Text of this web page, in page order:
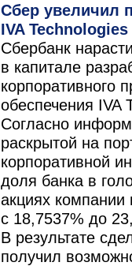
Сбер увеличил
IVA
Сбербанк
в капитале
корпоративного
обеспечения IVA
Согласно
раскрытой на
корпоративной
доля банка в
акциях компании
с 18,7537% до
В результате
получил